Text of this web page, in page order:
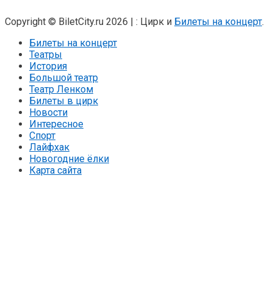
Copyright © BiletCity.ru 2026 | : Цирк и Билеты на концерт.
Билеты на концерт
Театры
История
Большой театр
Театр Ленком
Билеты в цирк
Новости
Интересное
Спорт
Лайфхак
Новогодние ёлки
Карта сайта